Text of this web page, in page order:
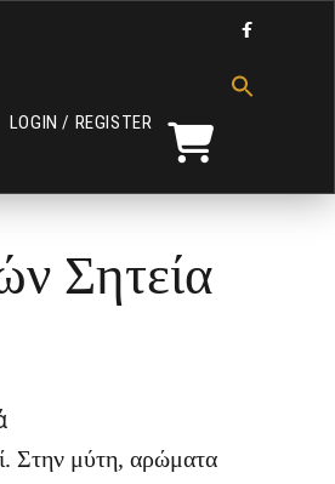

LOGIN / REGISTER
Σητεία
Στην μύτη, αρώματα